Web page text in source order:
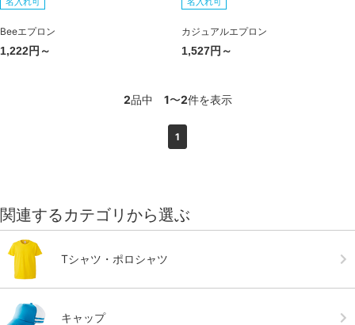
Beeエプロン
1,222円～
カジュアルエプロン
1,527円～
2品中 1〜2件を表示
1
関連するカテゴリから選ぶ
Tシャツ・ポロシャツ
キャップ